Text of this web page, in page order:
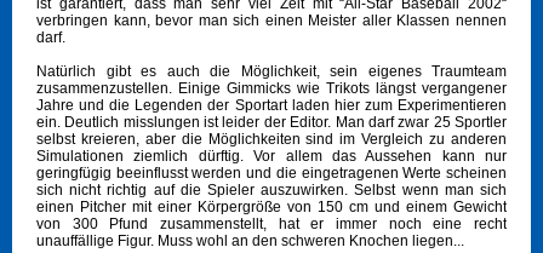
ist garantiert, dass man sehr viel Zeit mit “All-Star Baseball 2002“
verbringen kann, bevor man sich einen Meister aller Klassen nennen
darf.
Natürlich gibt es auch die Möglichkeit, sein eigenes Traumteam
zusammenzustellen. Einige Gimmicks wie Trikots längst vergangener
Jahre und die Legenden der Sportart laden hier zum Experimentieren
ein. Deutlich misslungen ist leider der Editor. Man darf zwar 25 Sportler
selbst kreieren, aber die Möglichkeiten sind im Vergleich zu anderen
Simulationen ziemlich dürftig. Vor allem das Aussehen kann nur
geringfügig beeinflusst werden und die eingetragenen Werte scheinen
sich nicht richtig auf die Spieler auszuwirken. Selbst wenn man sich
einen Pitcher mit einer Körpergröße von 150 cm und einem Gewicht
von 300 Pfund zusammenstellt, hat er immer noch eine recht
unauffällige Figur. Muss wohl an den schweren Knochen liegen...